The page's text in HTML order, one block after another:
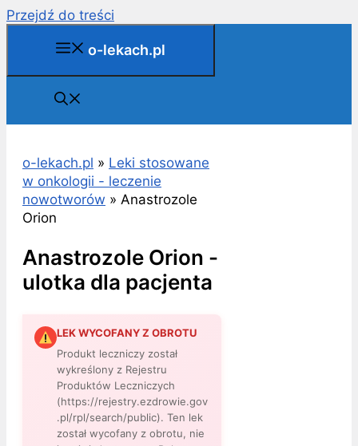
Przejdź do treści
o-lekach.pl
o-lekach.pl » Leki stosowane
w onkologii - leczenie
nowotworów » Anastrozole
Orion
Anastrozole Orion -
ulotka dla pacjenta
LEK WYCOFANY Z OBROTU
Produkt leczniczy został
wykreślony z Rejestru
Produktów Leczniczych
(https://rejestry.ezdrowie.gov
.pl/rpl/search/public). Ten lek
został wycofany z obrotu, nie